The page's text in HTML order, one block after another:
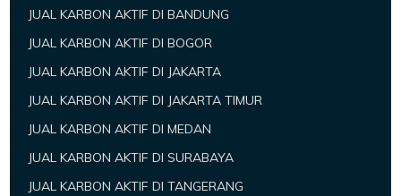
JUAL KARBON AKTIF DI BANDUNG
JUAL KARBON AKTIF DI BOGOR
JUAL KARBON AKTIF DI JAKARTA
JUAL KARBON AKTIF DI JAKARTA TIMUR
JUAL KARBON AKTIF DI MEDAN
JUAL KARBON AKTIF DI SURABAYA
JUAL KARBON AKTIF DI TANGERANG